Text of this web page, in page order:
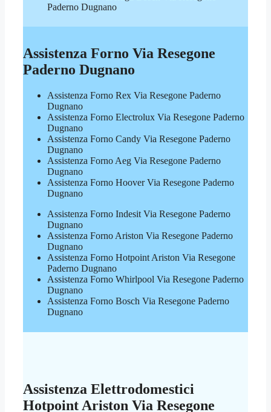
Paderno Dugnano
Assistenza Forno Via Resegone
Paderno Dugnano
Assistenza Forno Rex Via Resegone Paderno
Dugnano
Assistenza Forno Electrolux Via Resegone Paderno
Dugnano
Assistenza Forno Candy Via Resegone Paderno
Dugnano
Assistenza Forno Aeg Via Resegone Paderno
Dugnano
Assistenza Forno Hoover Via Resegone Paderno
Dugnano
Assistenza Forno Indesit Via Resegone Paderno
Dugnano
Assistenza Forno Ariston Via Resegone Paderno
Dugnano
Assistenza Forno Hotpoint Ariston Via Resegone
Paderno Dugnano
Assistenza Forno Whirlpool Via Resegone Paderno
Dugnano
Assistenza Forno Bosch Via Resegone Paderno
Dugnano
Assistenza Elettrodomestici
Hotpoint Ariston Via Resegone